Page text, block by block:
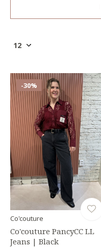
-30%
Co'couture
Co'couture PancyCC LL
Jeans | Black